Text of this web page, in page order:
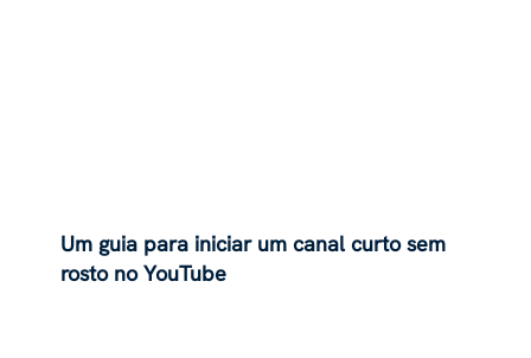
Um guia para iniciar um canal curto sem
rosto no YouTube